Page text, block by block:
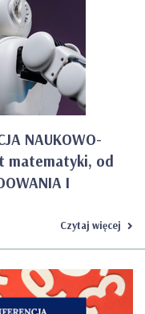
NAUKOWO-
matematyki, od
I
Czytaj więcej